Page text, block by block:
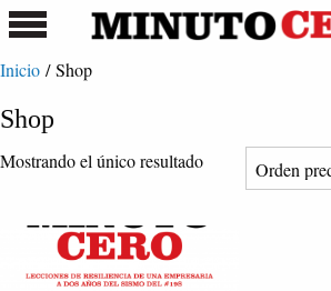
Inicio / Shop
Shop
Mostrando el único resultado